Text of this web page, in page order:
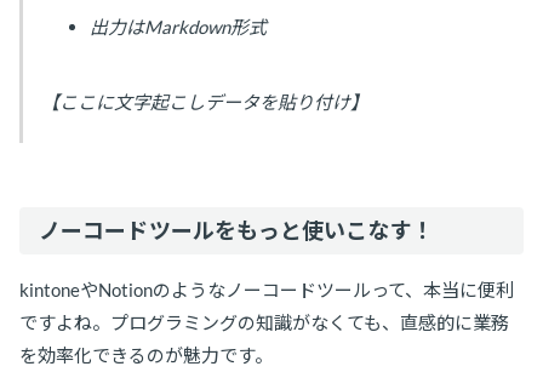
出力はMarkdown形式
【ここに文字起こしデータを貼り付け】
ノーコードツールをもっと使いこなす！
kintoneやNotionのようなノーコードツールって、本当に便利
ですよね。プログラミングの知識がなくても、直感的に業務
を効率化できるのが魅力です。